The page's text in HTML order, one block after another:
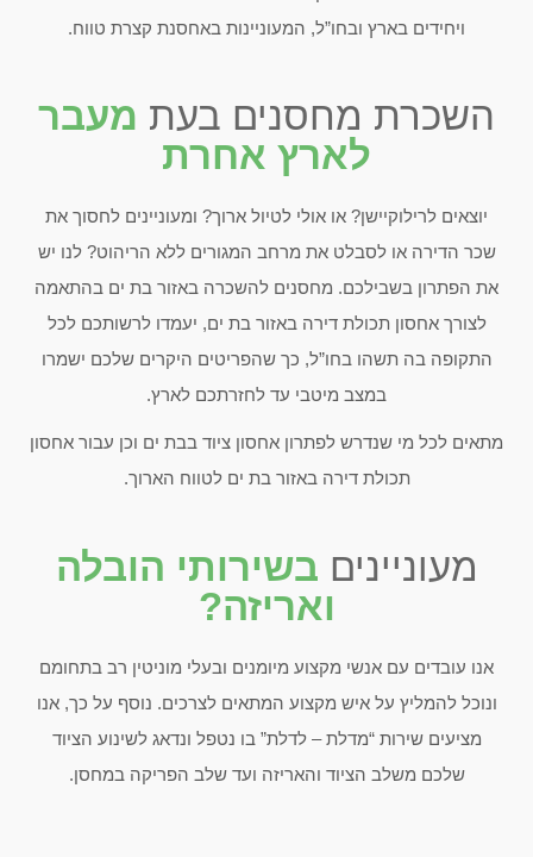
ויחידים בארץ ובחו”ל, המעוניינות באחסנת קצרת טווח.
השכרת מחסנים בעת מעבר
לארץ אחרת
יוצאים לרילוקיישן? או אולי לטיול ארוך? ומעוניינים לחסוך את
שכר הדירה או לסבלט את מרחב המגורים ללא הריהוט? לנו יש
את הפתרון בשבילכם. מחסנים להשכרה באזור בת ים בהתאמה
לצורך אחסון תכולת דירה באזור בת ים, יעמדו לרשותכם לכל
התקופה בה תשהו בחו”ל, כך שהפריטים היקרים שלכם ישמרו
במצב מיטבי עד לחזרתכם לארץ.
מתאים לכל מי שנדרש לפתרון אחסון ציוד בבת ים וכן עבור אחסון
תכולת דירה באזור בת ים לטווח הארוך.
מעוניינים בשירותי הובלה
ואריזה?
אנו עובדים עם אנשי מקצוע מיומנים ובעלי מוניטין רב בתחומם
ונוכל להמליץ על איש מקצוע המתאים לצרכים. נוסף על כך, אנו
מציעים שירות “מדלת – לדלת” בו נטפל ונדאג לשינוע הציוד
שלכם משלב הציוד והאריזה ועד שלב הפריקה במחסן.